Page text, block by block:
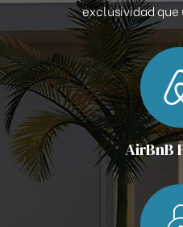
exclusividad que
AirBnB